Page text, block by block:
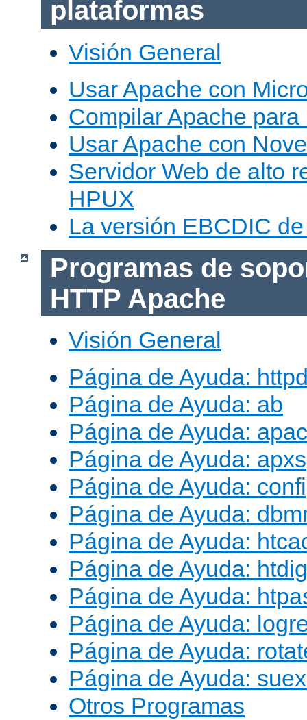
plataformas
Visión General
Usar Apache con
Compilar Apache
Usar Apache con
Servidor Web de alto
HPUX
La versión EBCDIC
Programas de
HTTP Apache
Visión General
Página de Ayuda:
Página de Ayuda: ab
Página de Ayuda:
Página de Ayuda: apxs
Página de Ayuda:
Página de Ayuda:
Página de Ayuda:
Página de Ayuda:
Página de Ayuda:
Página de Ayuda:
Página de Ayuda:
Página de Ayuda:
Otros Programas